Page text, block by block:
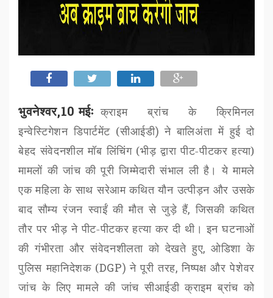
भुवनेश्वर,10 मईः क्राइम ब्रांच के क्रिमिनल
इन्वेस्टिगेशन डिपार्टमेंट (सीआईडी)ने बालिअंता में हुई दो
बेहद संवेदनशील मॉब लिंचिंग (भीड़ द्वारा पीट-पीटकर हत्या)
मामलों की जांच की पूरी जिम्मेदारी संभाल ली है। ये मामले
एक महिला के साथ सरेआम कथित यौन उत्पीड़न और उसके
बाद सौम्य रंजन स्वाईं की मौत से जुड़े हैं,जिसकी कथित
तौर पर भीड़ ने पीट-पीटकर हत्या कर दी थी। इन घटनाओं
की गंभीरता और संवेदनशीलता को देखते हुए,ओडिशा के
पुलिस महानिदेशक (DGP)ने पूरी तरह,निष्पक्ष और पेशेवर
जांच के लिए मामले की जांचसीआईडी क्राइम ब्रांच को